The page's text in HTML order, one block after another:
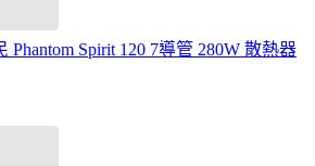
Phantom Spirit 120 7導管 280W 散熱器